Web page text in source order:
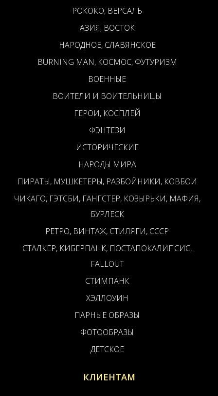
РОКОКО, ВЕРСАЛЬ
АЗИЯ, ВОСТОК
НАРОДНОЕ, СЛАВЯНСКОЕ
BURNING MAN, КОСМОС, ФУТУРИЗМ
ВОЕННЫЕ
ВОИТЕЛИ И ВОИТЕЛЬНИЦЫ
ГЕРОИ, КОСПЛЕЙ
ФЭНТЕЗИ
ИСТОРИЧЕСКИЕ
НАРОДЫ МИРА
ПИРАТЫ, МУШКЕТЕРЫ, РАЗБОЙНИКИ, КОВБОИ
ЧИКАГО, ГЭТСБИ, ГАНГСТЕР, КОЗЫРЬКИ, МАФИЯ,
БУРЛЕСК
РЕТРО, ВИНТАЖ, СТИЛЯГИ, СССР
СТАЛКЕР, КИБЕРПАНК, ПОСТАПОКАЛИПСИС,
FALLOUT
СТИМПАНК
ХЭЛЛОУИН
ПАРНЫЕ ОБРАЗЫ
ФОТООБРАЗЫ
ДЕТСКОЕ
КЛИЕНТАМ